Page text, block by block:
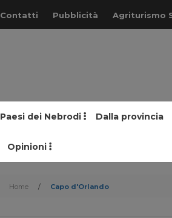
Contatti Pubblicità Agriturismo
Paesi dei Nebrodi Dalla provincia
Opinioni
Home / Capo d'Orlando